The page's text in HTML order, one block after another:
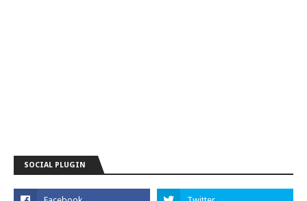
SOCIAL PLUGIN